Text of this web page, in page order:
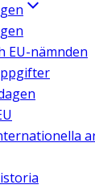
EU-nämnden